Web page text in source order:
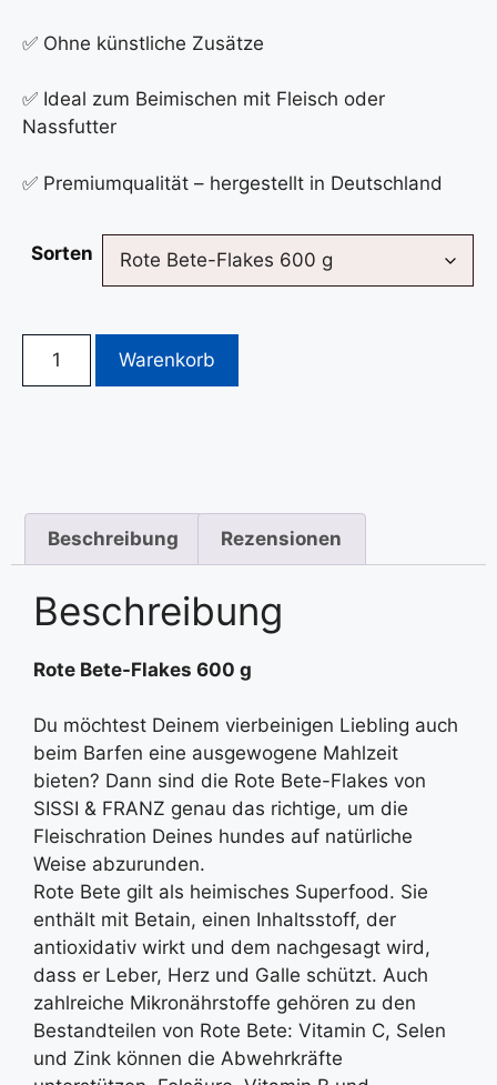
✅ Ohne künstliche Zusätze
✅ Ideal zum Beimischen mit Fleisch oder
Nassfutter
✅ Premiumqualität – hergestellt in Deutschland
Sorten
Warenkorb
Beschreibung Rezensionen
Beschreibung
Rote Bete-Flakes 600 g
Du möchtest Deinem vierbeinigen Liebling auch
beim Barfen eine ausgewogene Mahlzeit
bieten? Dann sind die Rote Bete-Flakes von
SISSI & FRANZ genau das richtige, um die
Fleischration Deines hundes auf natürliche
Weise abzurunden.
Rote Bete gilt als heimisches Superfood. Sie
enthält mit Betain, einen Inhaltsstoff, der
antioxidativ wirkt und dem nachgesagt wird,
dass er Leber, Herz und Galle schützt. Auch
zahlreiche Mikronährstoffe gehören zu den
Bestandteilen von Rote Bete: Vitamin C, Selen
und Zink können die Abwehrkräfte